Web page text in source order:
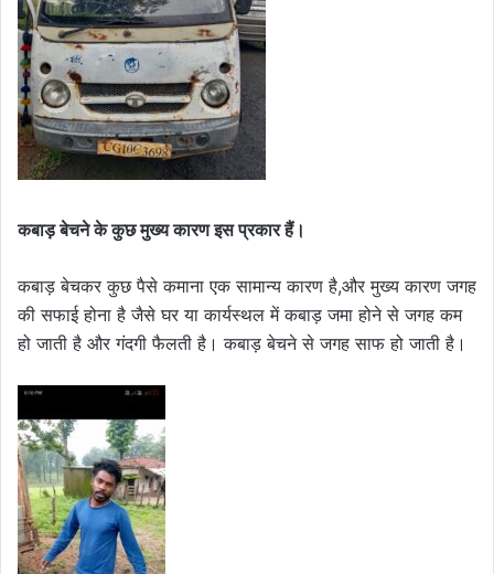
कबाड़ बेचने के कुछ मुख्य कारण इस प्रकार हैं।
कबाड़ बेचकर कुछ पैसे कमाना एक सामान्य कारण है,और मुख्य कारण जगह
की सफाई होना है जैसे घर या कार्यस्थल में कबाड़ जमा होने से जगह कम
हो जाती है और गंदगी फैलती है। कबाड़ बेचने से जगह साफ हो जाती है।